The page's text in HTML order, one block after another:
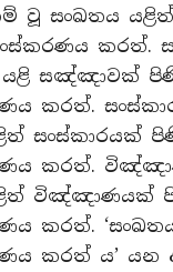
වූ සංඛතය
කරත්.
යළි සඤ්ඤාවක්
කරත්.
සංස්කාරයක්
කරත්.
විඤ්ඤාණයක්
කරත්.
කරත් ය’ යන